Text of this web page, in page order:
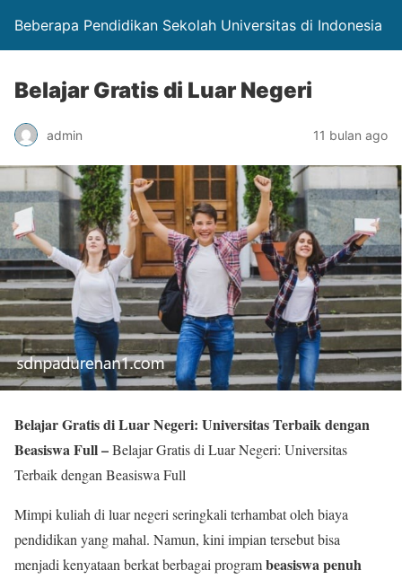
Beberapa Pendidikan Sekolah Universitas di Indonesia
Belajar Gratis di Luar Negeri
admin 11 bulan ago
Belajar Gratis di Luar Negeri: Universitas Terbaik dengan
Beasiswa Full –Belajar Gratis di Luar Negeri: Universitas
Terbaik dengan Beasiswa Full
Mimpi kuliah di luar negeri seringkali terhambat oleh biaya
pendidikan yang mahal. Namun, kini impian tersebut bisa
menjadi kenyataan berkat berbagai programbeasiswa penuh